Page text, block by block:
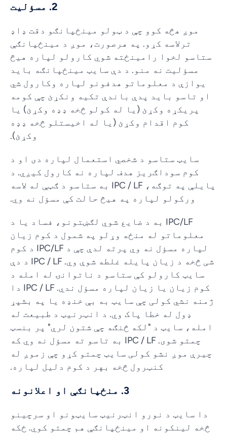
2. مسؤلیت
موږ هڅه کوو چې د ټولو مینځپانګو دقت ډاډ
ترلاسه کړو. په هرصورت، موږ د مینځپانګې
ستاسو لخوا رامینځته شوي کارولو لپاره هیڅ
مسؤلیت نه منو. د دې سایټ مینځپانګه باید
یوازې د معلوماتو هدفونو لپاره وکارول شي
او تاسو باید پدې باندې تکیه ونکړئ چې کومه
پریکړه وکړئ (یا له کولو څخه ډډه وکړئ) یا
کوم اقدام وکړئ (یا له اخیستلو څخه ډډه
وکړئ).
سایټ ستاسو د شخصي استعمال لپاره دی او د
کوم سوداګریز هدف لپاره نه کارول کیږي. د
پایلې په توګه، IPC / LF به ستاسو د ګټې له لاسه
ورکولو لپاره په هیڅ حالت کې مسؤل نه وي.
IPC/LF به د ضایع شوي لګښتونو، فساد یا د
معلوماتو له منځه وړلو په شمول د کوم زیان
لپاره مسؤل نه وي پرته لدې چې د IPC/LF د کوم
شی څخه د زیان پایله غلطه شوې وي. IPC / LF د دې
سایټ کارولو کې ستاسو د ناتوانۍ له امله د
کوم زیان یا زیان لپاره مسؤل ندي. IPC / LF دا
ژمنه نشي کولی چې سایټ به بې خنډه یا په بشپړ
ډول له خطا پاک وي. د انټرنیټ د طبیعت له
امله، سایټ د "لکه څنګه چې شتون لري" پر بنسټ
چمتو شوی. IPC / LF به تاسو ته مسؤل نه وي که
چیرې موږ نشو کولی سایټ چمتو کړو چې زموږ له
کنټرول څخه بهر د کوم دلیل لپاره.
3. منځپانګې او اعلانونه
دا سایټ د نورو انټرنیټ سایټونو او سرچینو
څخه لینکونه او مینځپانګې هم چمتو کوي. ځکه